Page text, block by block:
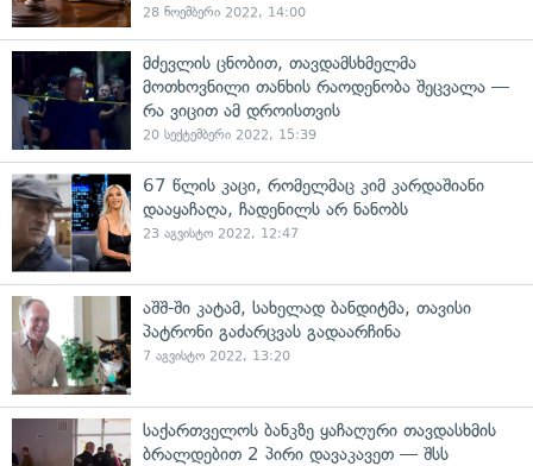
28 ნოემბერი 2022, 14:00
მძევლის ცნობით, თავდამსხმელმა
მოთხოვნილი თანხის რაოდენობა შეცვალა —
რა ვიცით ამ დროისთვის
20 სექტემბერი 2022, 15:39
67 წლის კაცი, რომელმაც კიმ კარდაშიანი
დააყაჩაღა, ჩადენილს არ ნანობს
23 აგვისტო 2022, 12:47
აშშ-ში კატამ, სახელად ბანდიტმა, თავისი
პატრონი გაძარცვას გადაარჩინა
7 აგვისტო 2022, 13:20
საქართველოს ბანკზე ყაჩაღური თავდასხმის
ბრალდებით 2 პირი დავაკავეთ — შსს